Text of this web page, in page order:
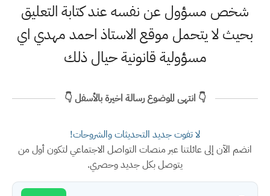
شخص مسؤول عن نفسه عند كتابة التعليق
بحيث لا يتحمل موقع الاستاذ احمد مهدي اي
مسؤولية قانونية حيال ذلك
👇 انتهى الموضوع رسالة اخيرة بالأسفل 👇
لا تفوت جديد التحديثات والشروحات!
انضم الآن إلى عائلتنا عبر منصات التواصل الاجتماعي لتكون أول من
يتوصل بكل جديد وحصري.